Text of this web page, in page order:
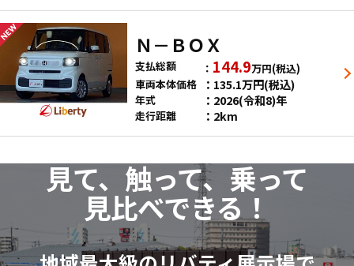
Ｎ－ＢＯＸ
支払総額 144.9万円(税込)
車両本体価格
135.1万円(税込)
年式 2026(令和8)年
走行距離 2km
見て、触って、乗って
見比べできる！